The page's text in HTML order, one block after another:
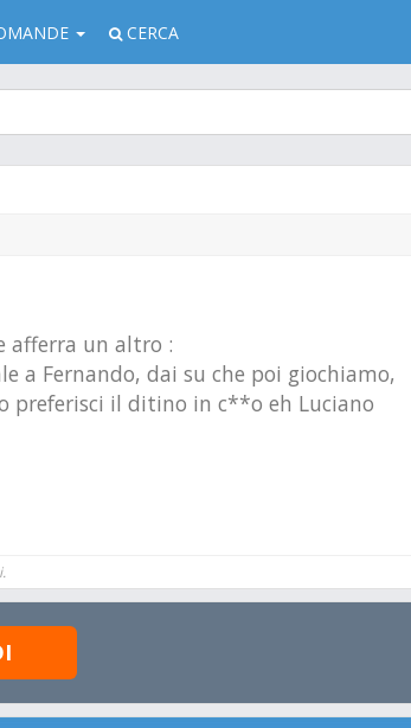
CERCA
afferra un altro :
a Fernando, dai su che poi giochiamo,
preferisci il ditino in c**o eh Luciano